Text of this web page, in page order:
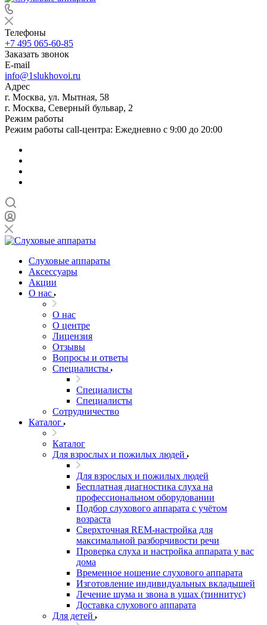
Телефоны
+7 495 065-60-85
Заказать звонок
E-mail
info@1slukhovoi.ru
Адрес
г. Москва, ул. Мытная, 58
г. Москва, Северный бульвар, 2
Режим работы
Режим работы call-центра: Ежедневно с 9:00 до 20:00
Слуховые аппараты
Аксессуары
Акции
О нас
О нас
О центре
Лицензия
Отзывы
Вопросы и ответы
Специалисты
Специалисты
Специалисты
Сотрудничество
Каталог
Каталог
Для взрослых и пожилых людей
Для взрослых и пожилых людей
Бесплатная диагностика слуха на
профессиональном оборудовании
Подбор слухового аппарата с учётом
возраста
Сверхточная REM-настройка для
максимальной разборчивости речи
Проверка слуха и настройка аппарата у вас
дома
Временное ношение слухового аппарата
Изготовление индивидуальных вкладышей
Лечение шума и звона в ушах (тиннитус)
Доставка слухового аппарата
Для детей